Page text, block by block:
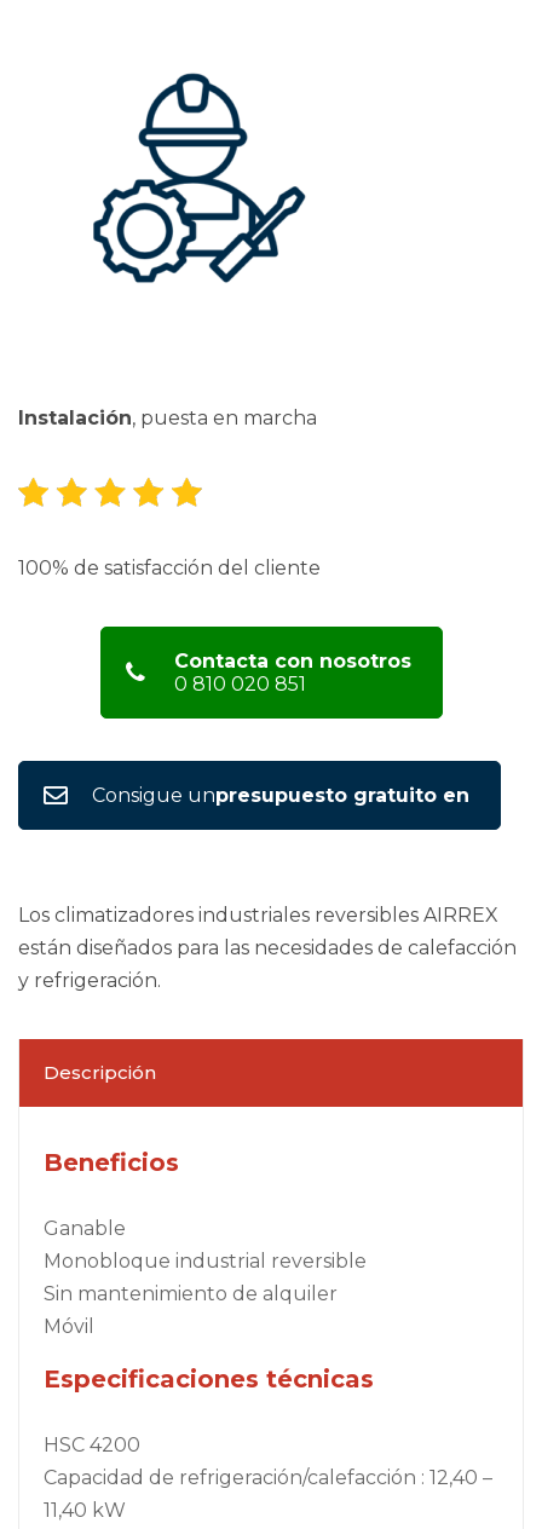
Instalación, puesta en marcha
100% de satisfacción del cliente
Contacta con nosotros
0 810 020 851
Consigue unpresupuesto gratuito en
Los climatizadores industriales reversibles AIRREX
están diseñados para las necesidades de calefacción
y refrigeración.
Descripción
Beneficios
Ganable
Monobloque industrial reversible
Sin mantenimiento de alquiler
Móvil
Especificaciones técnicas
HSC 4200
Capacidad de refrigeración/calefacción : 12,40 –
11,40 kW